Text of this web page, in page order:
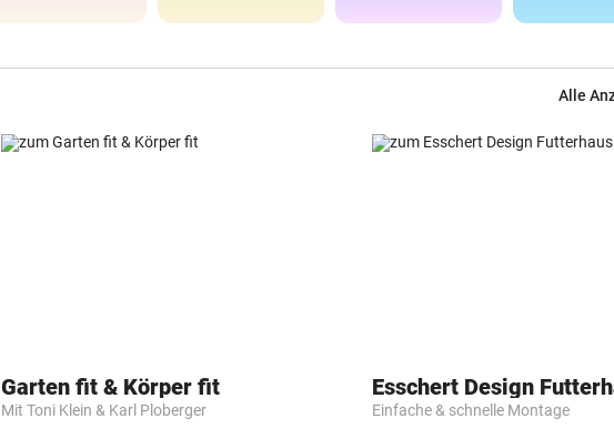
Alle
Garten fit & Körper fit
Mit Toni Klein & Karl Ploberger
Esschert Design
Einfache & schnelle Montage